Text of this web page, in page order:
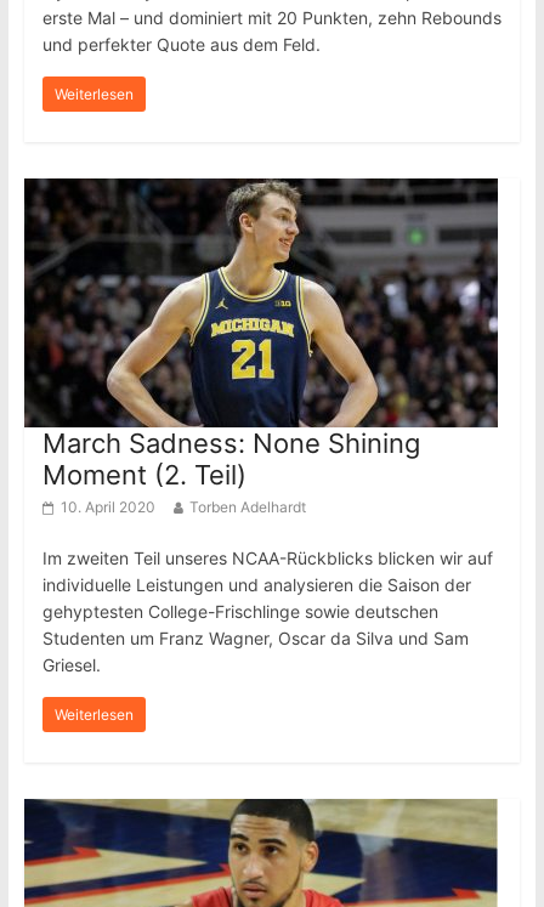
erste Mal – und dominiert mit 20 Punkten, zehn Rebounds
und perfekter Quote aus dem Feld.
Weiterlesen
March Sadness: None Shining
Moment (2. Teil)
10. April 2020 Torben Adelhardt
Im zweiten Teil unseres NCAA-Rückblicks blicken wir auf
individuelle Leistungen und analysieren die Saison der
gehyptesten College-Frischlinge sowie deutschen
Studenten um Franz Wagner, Oscar da Silva und Sam
Griesel.
Weiterlesen